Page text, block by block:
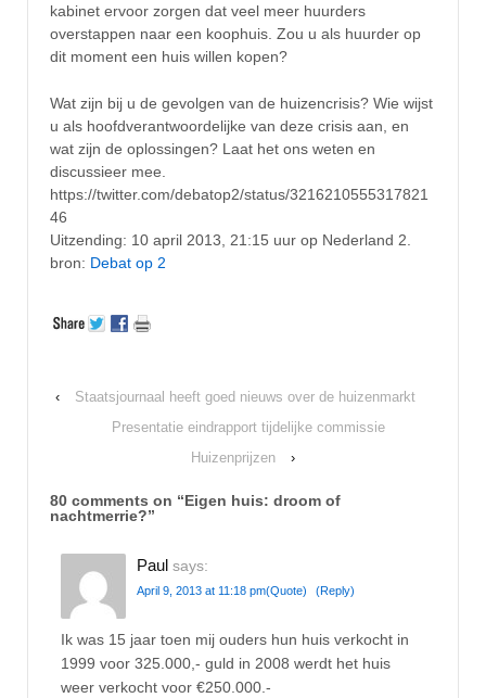
kabinet ervoor zorgen dat veel meer huurders
overstappen naar een koophuis. Zou u als huurder op
dit moment een huis willen kopen?
Wat zijn bij u de gevolgen van de huizencrisis? Wie wijst
u als hoofdverantwoordelijke van deze crisis aan, en
wat zijn de oplossingen? Laat het ons weten en
discussieer mee.
https://twitter.com/debatop2/status/3216210555317821
46
Uitzending: 10 april 2013, 21:15 uur op Nederland 2.
bron: Debat op 2
‹
Staatsjournaal heeft goed nieuws over de huizenmarkt
Presentatie eindrapport tijdelijke commissie
Huizenprijzen
›
80 comments on “Eigen huis: droom of
nachtmerrie?”
Paul says:
April 9, 2013 at 11:18 pm(Quote) (Reply)
Ik was 15 jaar toen mij ouders hun huis verkocht in
1999 voor 325.000,- guld in 2008 werdt het huis
weer verkocht voor €250.000.-